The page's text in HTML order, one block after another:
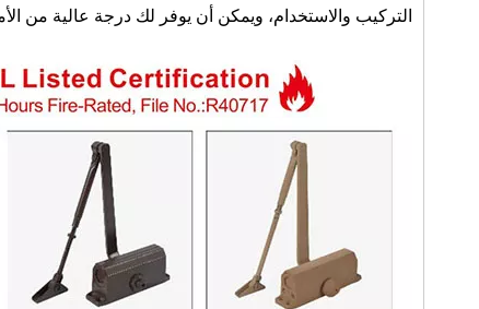
التركيب والاستخدام، ويمكن أن يوفر لك درجة عالية من